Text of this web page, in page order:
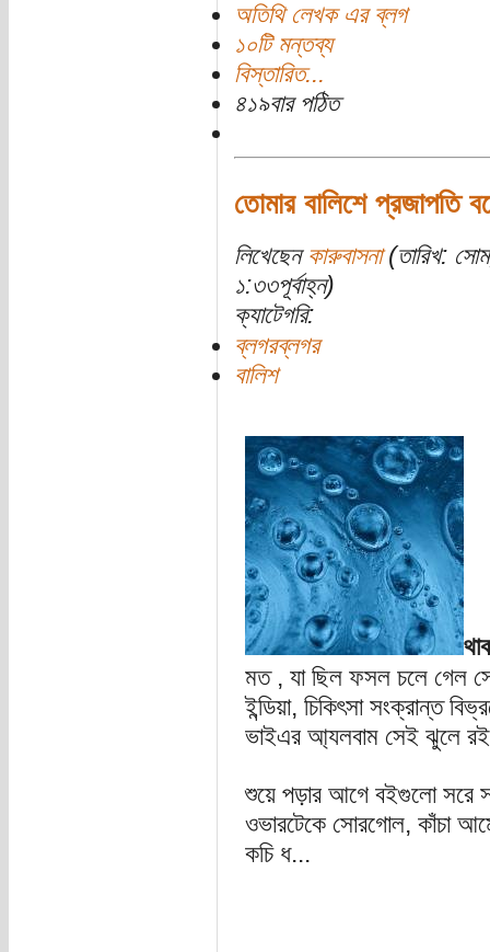
অতিথি লেখক এর ব্লগ
১০টি মন্তব্য
বিস্তারিত...
৪১৯বার পঠিত
তোমার বালিশে প্রজাপতি
লিখেছেন কারুবাসনা(তারিখ:
১:৩৩পূর্বাহ্ন)
ক্যাটেগরি:
ব্লগরব্লগর
বালিশ
মত , যা ছিল ফসল চলে গেল
ইন্ডিয়া, চিকিৎসা সংক্রান্ত
ভাইএর আ্যলবাম সেই ঝুলে
শুয়ে পড়ার আগে বইগুলো সরে
ওভারটেকে সোরগোল, কাঁচা
কচি ধ...